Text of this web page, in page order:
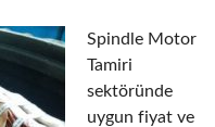
Spindle Motor
Tamiri
sektöründe
uygun fiyat ve